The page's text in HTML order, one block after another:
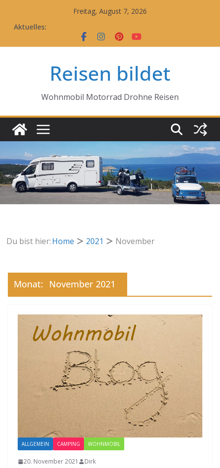
Freitag, August 7, 2026
Aktuelles:
Reisen bildet
Wohnmobil Motorrad Drohne Reisen
Du bist hier:Home 2021 November
Monat: November 2021
ALLGEMEIN CAMPING WOHNMOBIL
20. November 2021 Dirk